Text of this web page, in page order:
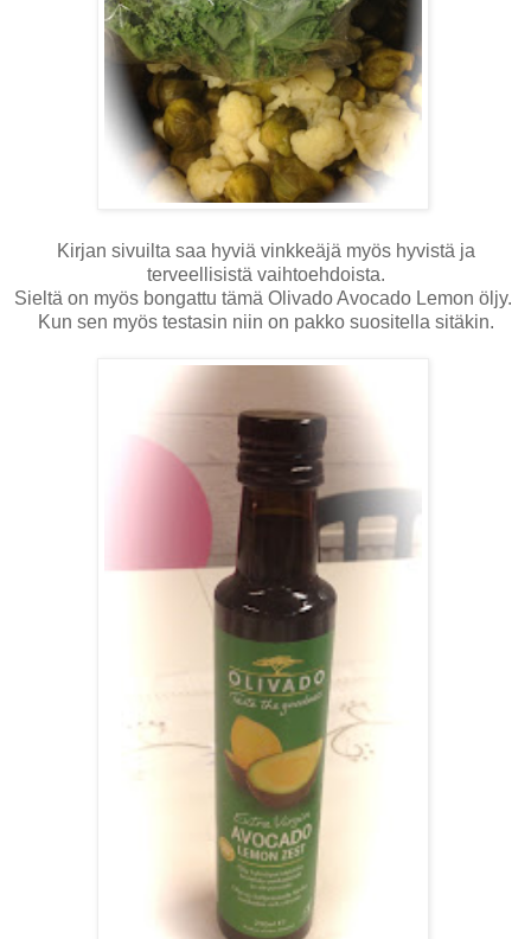
Kirjan sivuilta saa hyviä vinkkeäjä myös hyvistä ja
terveellisistä vaihtoehdoista.
Sieltä on myös bongattu tämä Olivado Avocado Lemon öljy.
Kun sen myös testasin niin on pakko suositella sitäkin.